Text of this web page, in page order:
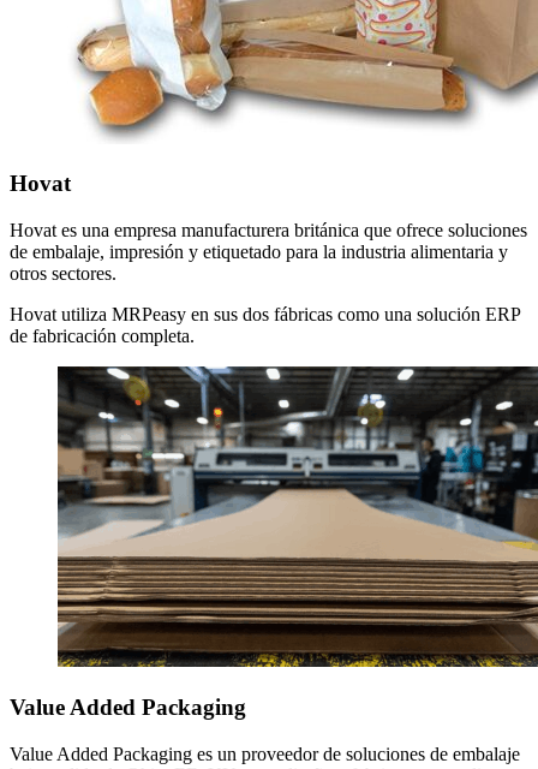
Hovat
Hovat es una empresa manufacturera británica que ofrece soluciones
de embalaje, impresión y etiquetado para la industria alimentaria y
otros sectores.
Hovat utiliza MRPeasy en sus dos fábricas como una solución ERP
de fabricación completa.
Value Added Packaging
Value Added Packaging es un proveedor de soluciones de embalaje